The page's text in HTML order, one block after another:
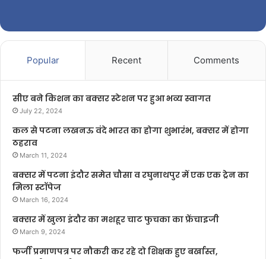
Popular Recent Comments
सीए बने किशन का बक्सर स्टेशन पर हुआ भव्य स्वागत
July 22, 2024
कल से पटना लखनऊ वंदे भारत का होगा शुभारंभ, बक्सर में होगा
ठहराव
March 11, 2024
बक्सर में पटना इंदौर समेत चौसा व रघुनाथपुर में एक एक ट्रेन का
मिला स्टॉपेज
March 16, 2024
बक्सर में खुला इंदौर का मशहूर चाट फुचका का फ्रेंचाइजी
March 9, 2024
फर्जी प्रमाणपत्र पर नौकरी कर रहे दो शिक्षक हुए बर्खास्त,